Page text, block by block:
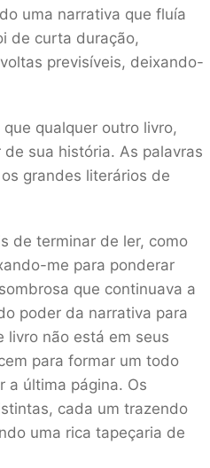
uma narrativa que fluía
de curta duração,
previsíveis, deixando-
qualquer outro livro,
sua história. As palavras
grandes literários de
de terminar de ler, como
me para ponderar
que continuava a
poder da narrativa para
livro não está em seus
para formar um todo
a última página. Os
cada um trazendo
uma rica tapeçaria de